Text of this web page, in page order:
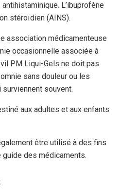
L’ibuprofène
stéroïdien (AINS).
association médicamenteuse
occasionnelle associée à
PM Liqui-Gels ne doit pas
sans douleur ou les
souvent.
aux adultes et aux enfants
être utilisé à des fins
des médicaments.